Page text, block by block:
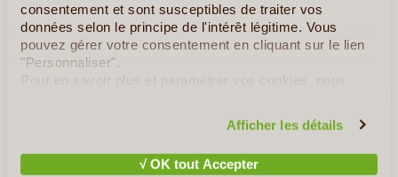
consentement et sont susceptibles de traiter vos
données selon le principe de l'intérêt légitime. Vous
pouvez gérer votre consentement en cliquant sur le lien
"Personnaliser".
Pour en savoir plus et paramétrer vos cookies, nous
Afficher les détails
√ OK tout Accepter
Petit transfert matinal vers le refuge Banderitsa (1 800
m.) ouVihren(1 980 m.) - points de départ pour la
journée:Mt Vihren 2914m - Grande crête karstique
en supplément pour faire une partie de la fameuse crête
pyramide de marbre du mont Vihren, deuxième sommet